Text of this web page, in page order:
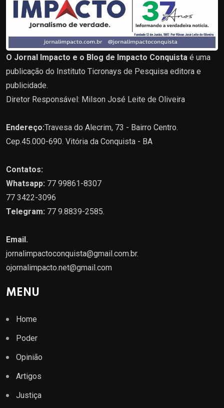
O Jornal Impacto e o Blog de Impacto Conquista é uma
publicação do Instituto Ticronays de Pesquisa editora e
publicidade.
Diretor Responsável: Milson José Leite de Oliveira
Endereço:Travesa do Alecrim, 73 - Bairro Centro.
Cep.45.000-690. Vitória da Conquista - BA
Contatos:
Whatsapp: 77 99861-8307
77 3422-3096
Telegram: 77 9.8839-2585.
Email.
jornalimpactoconquista@gmail.com.br.
ojornalimpacto.net@gmail.com
MENU
Home
Poder
Opinião
Artigos
Justiça